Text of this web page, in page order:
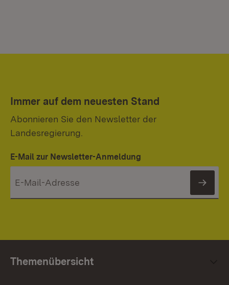
Immer auf dem neuesten Stand
Abonnieren Sie den Newsletter der
Landesregierung.
E-Mail zur Newsletter-Anmeldung
Themenübersicht